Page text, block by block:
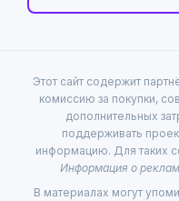
Этот сайт содержит
комиссию за покупки,
дополнительных
поддерживать
информацию. Для таких
Информация о
В материалах могут